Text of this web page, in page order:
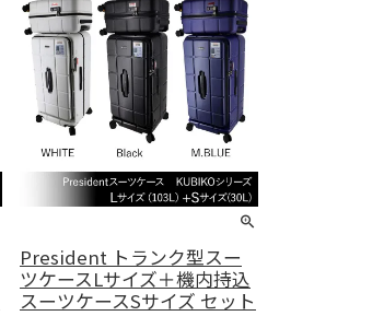
President トランク型スー
ツケースLサイズ＋機内持込
スーツケースSサイズ セット